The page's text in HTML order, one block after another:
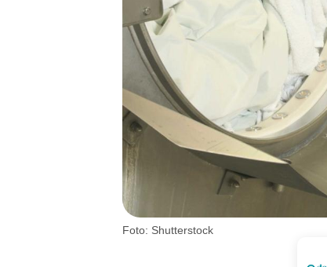
Foto: Shutterstock